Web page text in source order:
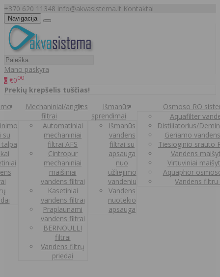
+370 620 11348 info@akvasistema.lt Kontaktai
Navigacija
Mano paskyra
0 €000
Prekių krepšelis tuščias!
su
Mechaniniai/anglies
filtrai
Automatiniai
mechaniniai
filtrai AFS
Cintropur
mechaniniai
maišiniai
vandens filtrai
Kasetiniai
vandens filtrai
Praplaunami
vandens filtrai
BERNOULLI
filtrai
Vandens filtrų
priedai
Išmanūs
sprendimai
Išmanūs
vandens
filtrai su
apsauga
nuo
užliejimo
vandeniu
Vandens
nuotekio
apsauga
Osmoso RO
Aquafilter
Distiliatorius/
Geriamo
Tiesioginio srauto
Vandens
Virtuviniai
Aquaphor
Vandens filtru